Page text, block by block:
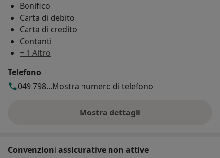
Bonifico
Carta di debito
Carta di credito
Contanti
+ 1 Altro
Telefono
049 798...Mostra numero di telefono
Mostra dettagli
sull'indirizzo
Convenzioni assicurative non attive